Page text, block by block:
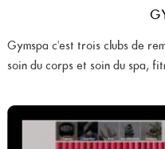
Gymspa c'est trois clubs de
soin du corps et soin du spa,